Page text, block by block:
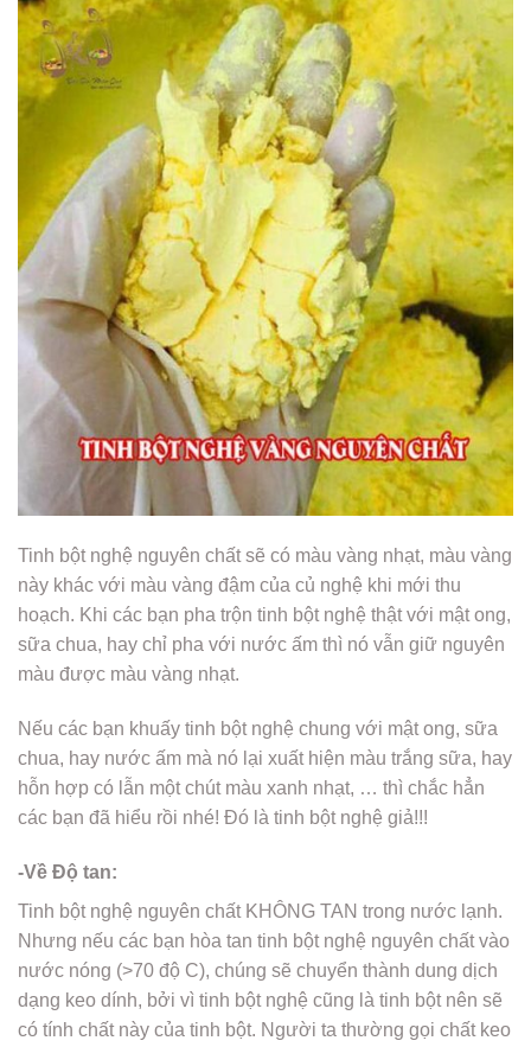
Tinh bột nghệ nguyên chất sẽ có màu vàng nhạt, màu vàng
này khác với màu vàng đậm của củ nghệ khi mới thu
hoạch. Khi các bạn pha trộn tinh bột nghệ thật với mật ong,
sữa chua, hay chỉ pha với nước ấm thì nó vẫn giữ nguyên
màu được màu vàng nhạt.
Nếu các bạn khuấy tinh bột nghệ chung với mật ong, sữa
chua, hay nước ấm mà nó lại xuất hiện màu trắng sữa, hay
hỗn hợp có lẫn một chút màu xanh nhạt, … thì chắc hẳn
các bạn đã hiểu rồi nhé! Đó là tinh bột nghệ giả!!!
-Về Độ tan:
Tinh bột nghệ nguyên chất KHÔNG TAN trong nước lạnh.
Nhưng nếu các bạn hòa tan tinh bột nghệ nguyên chất vào
nước nóng (>70 độ C), chúng sẽ chuyển thành dung dịch
dạng keo dính, bởi vì tinh bột nghệ cũng là tinh bột nên sẽ
có tính chất này của tinh bột. Người ta thường gọi chất keo